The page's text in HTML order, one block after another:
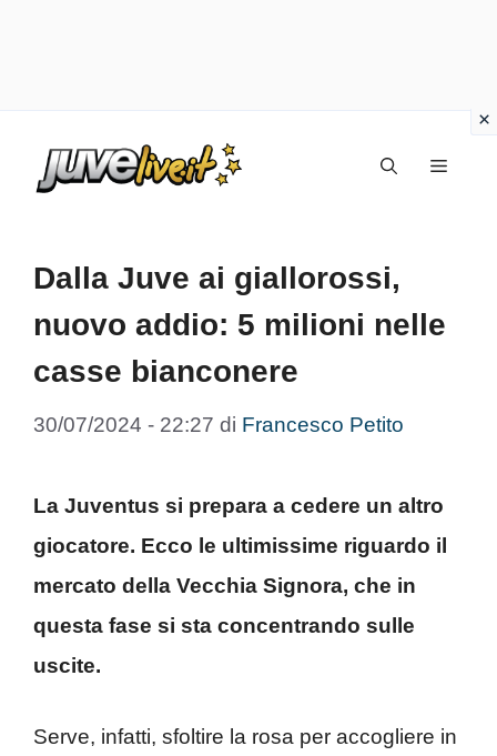
Menu
Dalla Juve ai giallorossi,
nuovo addio: 5 milioni nelle
casse bianconere
30/07/2024 - 22:27 di Francesco Petito
La Juventus si prepara a cedere un altro
giocatore. Ecco le ultimissime riguardo il
mercato della Vecchia Signora, che in
questa fase si sta concentrando sulle
uscite.
Serve, infatti, sfoltire la rosa per accogliere in